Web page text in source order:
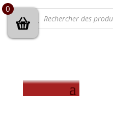
Recherche
de
produits
0